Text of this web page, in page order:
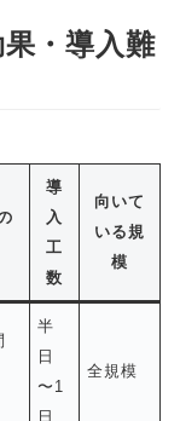
・導入難
導
入
工
数
向いて
いる規
模
半
日
〜1
日
全規模